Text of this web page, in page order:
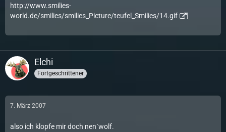
http://www.smilies-
world.de/smilies/smilies_Picture/teufel_Smilies/14.gif
]
Elchi
Fortgeschrittener
7. März 2007
also ich klopfe mir doch nen´wolf.